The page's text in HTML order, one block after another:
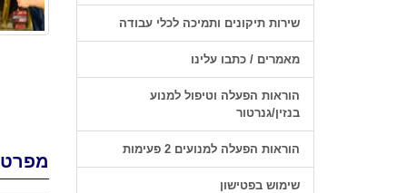
מפרט
שירות תיקונים ותמיכה לכלי עבודה
מאמרים / כתבו עלינו
הוראות הפעלה וטיפול למנוע
בנזין/גנרטור
הוראות הפעלה למנועים 2 פעימות
שימוש בפטישון